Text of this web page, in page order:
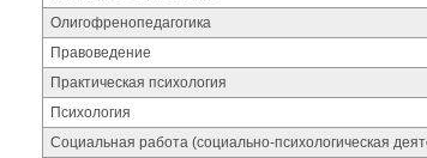
Олигофренопедагогика
Правоведение
Практическая психология
Психология
Социальная работа (социально-психологическая